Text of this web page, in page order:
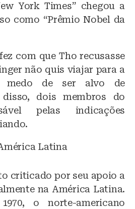
York Times” chegou a
como “Prêmio Nobel da
com que Tho recusasse
não quis viajar para a
medo de ser alvo de
dois membros do
pelas indicações
Latina
criticado por seu apoio a
na América Latina.
o norte-americano